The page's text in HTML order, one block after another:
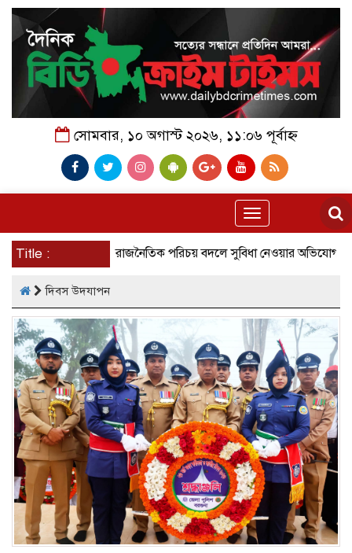
সোমবার, ১০ অগাস্ট ২০২৬, ১১:০৬ পূর্বাহ্ন
Toggle
navigation
Title :
নাটোরের সিংড়ায় রাজনৈতিক পরিচয় বদলে সুবিধা নেওয়ার অভিযোগ, কায়েম
দিবস উদযাপন